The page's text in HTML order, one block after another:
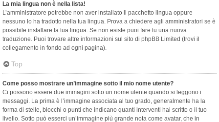
La mia lingua non è nella lista!
L’amministratore potrebbe non aver installato il pacchetto lingua oppure
nessuno lo ha tradotto nella tua lingua. Prova a chiedere agli amministratori se è
possibile installare la tua lingua. Se non esiste puoi fare tu una nuova
traduzione. Puoi trovare altre informazioni sul sito di phpBB Limited (trovi il
collegamento in fondo ad ogni pagina).
Top
Come posso mostrare un’immagine sotto il mio nome utente?
Ci possono essere due immagini sotto un nome utente quando si leggono i
messaggi. La prima è l’immagine associata al tuo grado, generalmente ha la
forma di stelle, blocchi o punti che indicano quanti interventi hai scritto o il tuo
livello. Sotto può esserci un’immagine più grande nota come avatar, che in